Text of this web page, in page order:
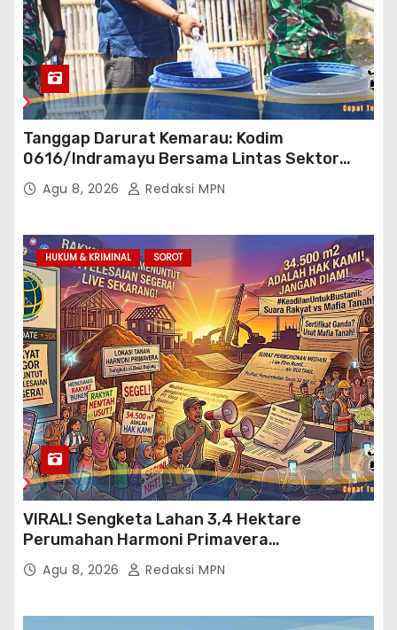
Tanggap Darurat Kemarau: Kodim
0616/Indramayu Bersama Lintas Sektor
Garap Bantuan Air Bersih Bertahap
Agu 8, 2026 Redaksi MPN
HUKUM & KRIMINAL SOROT
VIRAL! Sengketa Lahan 3,4 Hektare
Perumahan Harmoni Primavera
Klapanunggal, GMPRI Bogor Minta Menteri
Perumahan Blacklist PT BTC
Agu 8, 2026 Redaksi MPN